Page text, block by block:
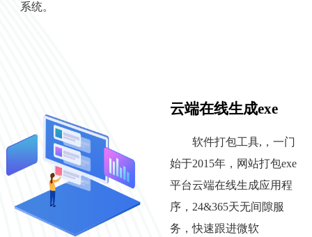
系统。
云端在线生成exe
软件打包工具,，一门
始于2015年，网站打包exe
平台云端在线生成应用程
序，24&365天无间隙服
务，快速跟进微软